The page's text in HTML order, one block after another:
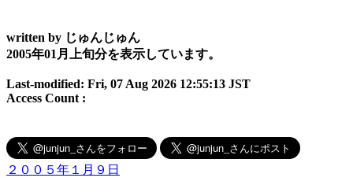
written by じゅんじゅん
2005年01月上旬分を表示しています。
Last-modified: Fri, 07 Aug 2026 12:55:13 JST
Access Count :
２００５年１月９日